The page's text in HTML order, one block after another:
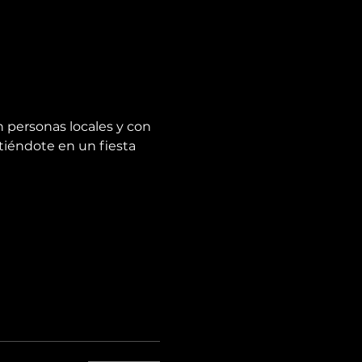
locales y con
en un fiesta